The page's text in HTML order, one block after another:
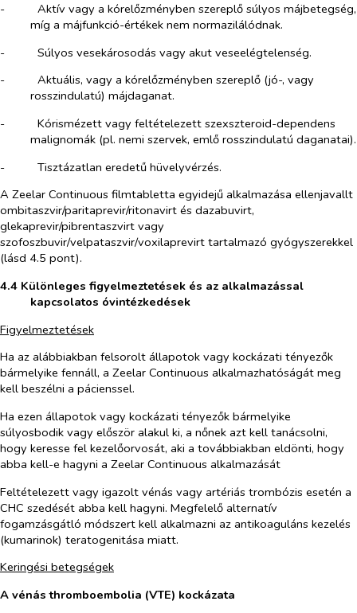
-​
Aktív vagy a kórelőzményben szereplő súlyos májbetegség,
míg a májfunkció-értékek nem normazilálódnak.
-​
Súlyos vesekárosodás vagy akut veseelégtelenség.
-​
Aktuális, vagy a kórelőzményben szereplő (jó-, vagy
rosszindulatú) májdaganat.
-​
Kórismézett vagy feltételezett szexszteroid-dependens
malignomák (pl. nemi szervek, emlő rosszindulatú daganatai).
-​
Tisztázatlan eredetű hüvelyvérzés.
A Zeelar Continuous filmtabletta egyidejű alkalmazása ellenjavallt
ombitaszvir/paritaprevir/ritonavirt és dazabuvirt,
glekaprevir/pibrentaszvirt vagy
szofoszbuvir/velpataszvir/voxilaprevirt tartalmazó gyógyszerekkel
(lásd 4.5 pont).
4.4 Különleges figyelmeztetések és az alkalmazással
kapcsolatos óvintézkedések
Figyelmeztetések
Ha az alábbiakban felsorolt állapotok vagy kockázati tényezők
bármelyike fennáll, a Zeelar Continuous alkalmazhatóságát meg
kell beszélni a pácienssel.
Ha ezen állapotok vagy kockázati tényezők bármelyike
súlyosbodik vagy először alakul ki, a nőnek azt kell tanácsolni,
hogy keresse fel kezelőorvosát, aki a továbbiakban eldönti, hogy
abba kell-e hagyni a Zeelar Continuous alkalmazását
Feltételezett vagy igazolt vénás vagy artériás trombózis esetén a
CHC szedését abba kell hagyni. Megfelelő alternatív
fogamzásgátló módszert kell alkalmazni az antikoaguláns kezelés
(kumarinok) teratogenitása miatt.
Keringési betegségek
A vénás thromboembolia (VTE) kockázata